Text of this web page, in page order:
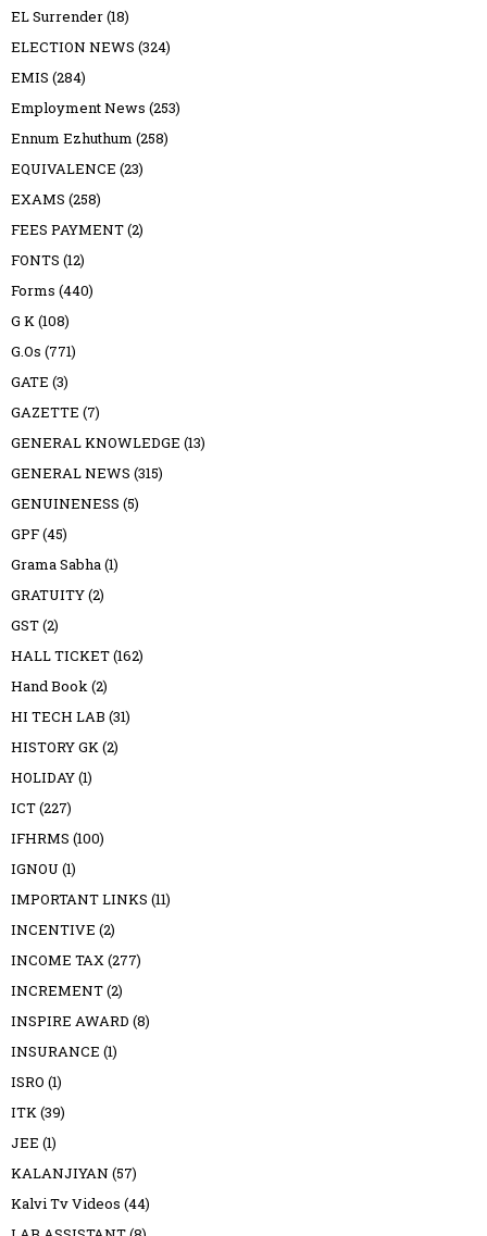
EL Surrender(18)
ELECTION NEWS (324)
EMIS (284)
Employment News (253)
Ennum Ezhuthum (258)
EQUIVALENCE (23)
EXAMS (258)
FEES PAYMENT(2)
FONTS (12)
Forms (440)
G K(108)
G.Os (771)
GATE (3)
GAZETTE (7)
GENERAL KNOWLEDGE (13)
GENERAL NEWS (315)
GENUINENESS (5)
GPF(45)
Grama Sabha(1)
GRATUITY(2)
GST(2)
HALL TICKET(162)
Hand Book(2)
HI TECH LAB (31)
HISTORY GK(2)
HOLIDAY(1)
ICT(227)
IFHRMS (100)
IGNOU (1)
IMPORTANT LINKS (11)
INCENTIVE (2)
INCOME TAX(277)
INCREMENT(2)
INSPIRE AWARD (8)
INSURANCE (1)
ISRO (1)
ITK(39)
JEE (1)
KALANJIYAN (57)
Kalvi Tv Videos (44)